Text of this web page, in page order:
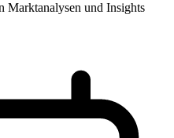
Marktanalysen und Insights